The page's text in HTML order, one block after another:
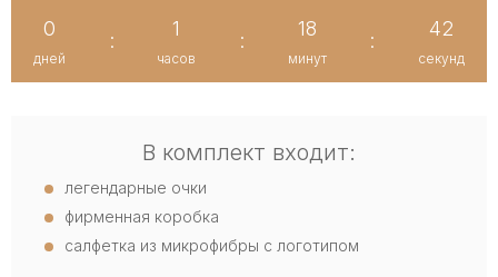
0
дней
:
1
часов
:
18
минут
:
42
секунд
В комплект входит:
легендарные очки
фирменная коробка
салфетка из микрофибры с логотипом